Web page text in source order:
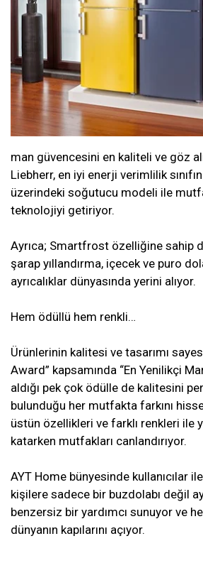
man güvencesini en kaliteli ve göz
Liebherr, en iyi enerji verimlilik
üzerindeki soğutucu modeli ile
teknolojiyi getiriyor.
Ayrıca; Smartfrost özelliğine sahip
şarap yıllandırma, içecek ve puro
ayrıcalıklar dünyasında yerini alıyor.
Hem ödüllü hem renkli…
Ürünlerinin kalitesi ve tasarımı
Award” kapsamında “En Yenilikçi
aldığı pek çok ödülle de kalitesini
bulunduğu her mutfakta farkını
üstün özellikleri ve farklı renkleri ile
katarken mutfakları canlandırıyor.
AYT Home bünyesinde kullanıcılar
kişilere sadece bir buzdolabı değil
benzersiz bir yardımcı sunuyor ve
dünyanın kapılarını açıyor.